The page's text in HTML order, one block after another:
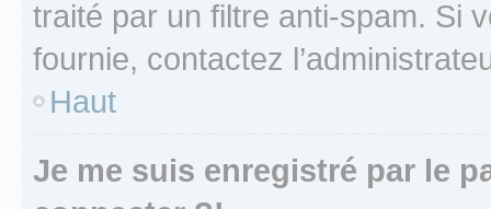
traité par un filtre anti-spam. Si
fournie, contactez
Haut
Je me suis enregistré par le